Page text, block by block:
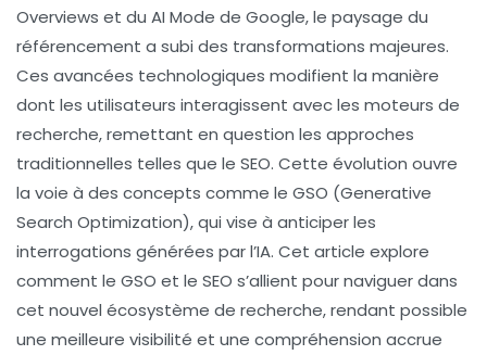
Overviews et du AI Mode de Google, le paysage du
référencement a subi des transformations majeures.
Ces avancées technologiques modifient la manière
dont les utilisateurs interagissent avec les moteurs de
recherche, remettant en question les approches
traditionnelles telles que le SEO. Cette évolution ouvre
la voie à des concepts comme le GSO (Generative
Search Optimization), qui vise à anticiper les
interrogations générées par l’IA. Cet article explore
comment le GSO et le SEO s’allient pour naviguer dans
cet nouvel écosystème de recherche, rendant possible
une meilleure visibilité et une compréhension accrue